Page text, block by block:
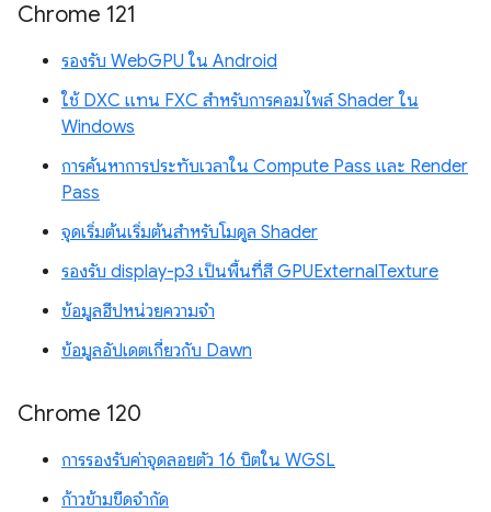
Chrome 121
รองรับ WebGPU ใน Android
ใช้ DXC แทน FXC สำหรับการคอมไพล์ Shader ใน
Windows
การค้นหาการประทับเวลาใน Compute Pass และ Render
Pass
จุดเริ่มต้นเริ่มต้นสำหรับโมดูล Shader
รองรับ display-p3 เป็นพื้นที่สี GPUExternalTexture
ข้อมูลฮีปหน่วยความจำ
ข้อมูลอัปเดตเกี่ยวกับ Dawn
Chrome 120
การรองรับค่าจุดลอยตัว 16 บิตใน WGSL
ก้าวข้ามขีดจำกัด